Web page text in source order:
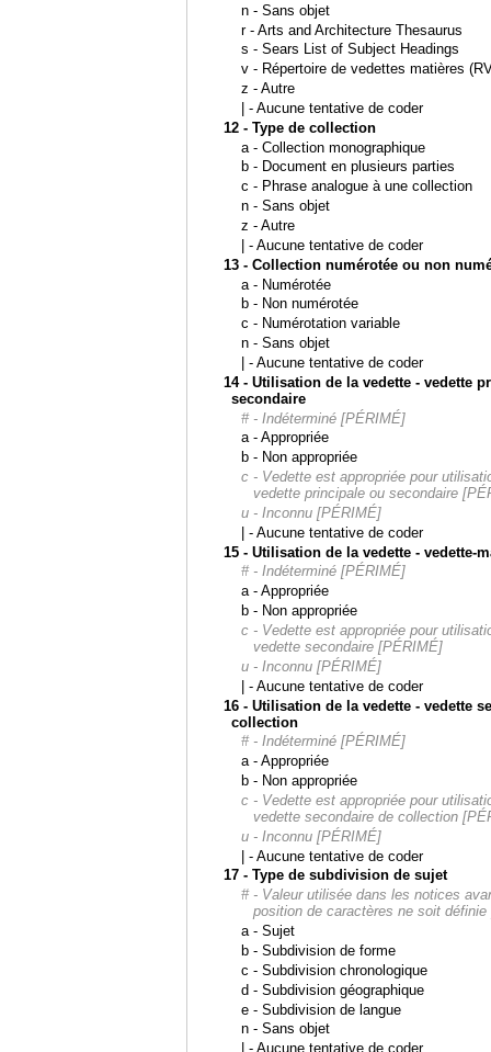
n - Sans objet
r - Arts and Architecture Thesaurus
s - Sears List of Subject Headings
v - Répertoire de vedettes matières
z - Autre
| - Aucune tentative de coder
12 - Type de collection
a - Collection monographique
b - Document en plusieurs parties
c - Phrase analogue à une collection
n - Sans objet
z - Autre
| - Aucune tentative de coder
13 - Collection numérotée ou non
a - Numérotée
b - Non numérotée
c - Numérotation variable
n - Sans objet
| - Aucune tentative de coder
14 - Utilisation de la vedette - vedette
secondaire
# - Indéterminé [PÉRIMÉ]
a - Appropriée
b - Non appropriée
c - Vedette est appropriée pour
vedette principale ou secondaire
u - Inconnu [PÉRIMÉ]
| - Aucune tentative de coder
15 - Utilisation de la vedette - vedette-
# - Indéterminé [PÉRIMÉ]
a - Appropriée
b - Non appropriée
c - Vedette est appropriée pour
vedette secondaire [PÉRIMÉ]
u - Inconnu [PÉRIMÉ]
| - Aucune tentative de coder
16 - Utilisation de la vedette - vedette
collection
# - Indéterminé [PÉRIMÉ]
a - Appropriée
b - Non appropriée
c - Vedette est appropriée pour
vedette secondaire de collection
u - Inconnu [PÉRIMÉ]
| - Aucune tentative de coder
17 - Type de subdivision de sujet
# - Valeur utilisée dans les notices
position de caractères ne soit
a - Sujet
b - Subdivision de forme
c - Subdivision chronologique
d - Subdivision géographique
e - Subdivision de langue
n - Sans objet
| - Aucune tentative de coder